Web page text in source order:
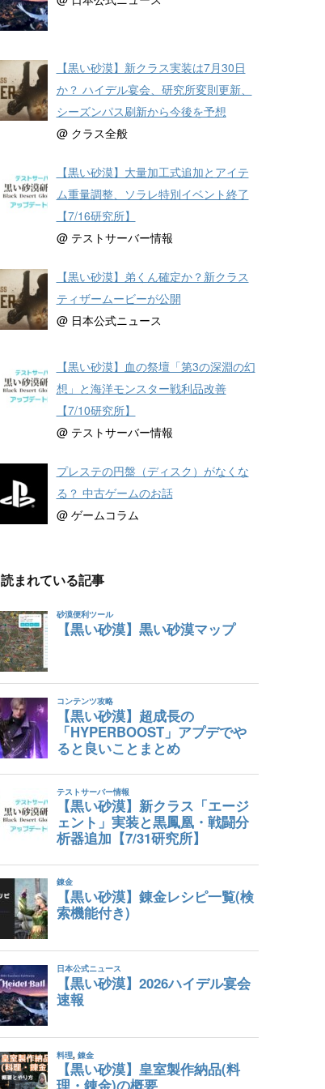
【黒い砂漠】新クラス実装は7月30日
か？ ハイデル宴会、研究所変則更新、
シーズンパス刷新から今後を予想
@ クラス全般
【黒い砂漠】大量加工式追加とアイテ
ム重量調整、ソラレ特別イベント終了
【7/16研究所】
@ テストサーバー情報
【黒い砂漠】弟くん確定か？新クラス
ティザームービーが公開
@ 日本公式ニュース
【黒い砂漠】血の祭壇「第3の深淵の幻
想」と海洋モンスター戦利品改善
【7/10研究所】
@ テストサーバー情報
プレステの円盤（ディスク）がなくな
る？ 中古ゲームのお話
@ ゲームコラム
読まれている記事